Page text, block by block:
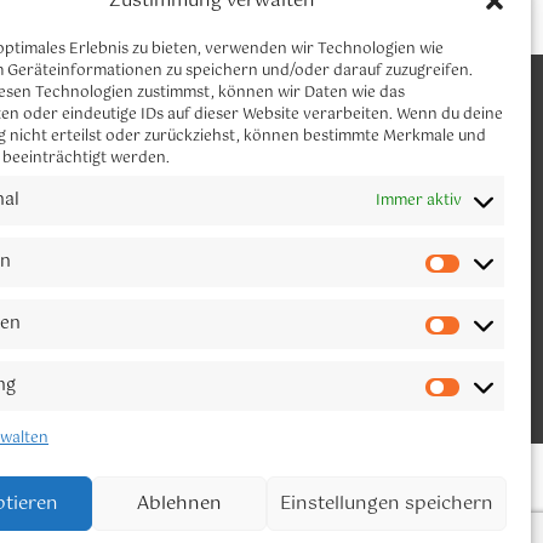
Erlebnis zu bieten, verwenden wir Technologien wie
Geräteinformationen zu speichern und/oder darauf zuzugreifen.
Technologien zustimmst, können wir Daten wie das
oder eindeutige IDs auf dieser Website verarbeiten. Wenn du deine
nicht erteilst oder zurückziehst, können bestimmte Merkmale und
werden.
Immer aktiv
Ablehnen Einstellungen speichern
CLAUDIA NEUMANN YOGA
Let´s connect
Melde dich gerne für meinen Newsletter